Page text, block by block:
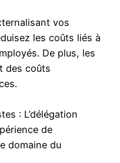
vos
les coûts liés à
De plus, les
des coûts
: L’délégation
de
domaine du